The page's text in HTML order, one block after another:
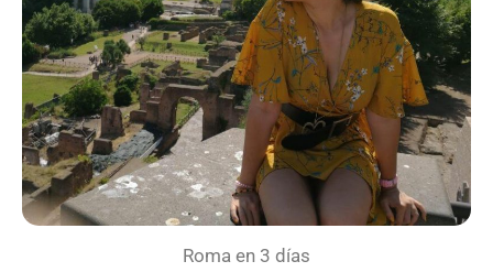
Roma en 3 días